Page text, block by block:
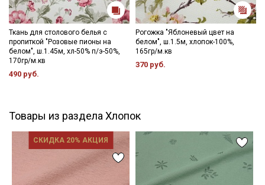
Ткань для столового белья с
пропиткой "Розовые пионы на
белом", ш.1.45м, хл-50% п/э-50%,
170гр/м.кв
490 руб.
Рогожка "Яблоневый цвет на
белом", ш.1.5м, хлопок-100%,
165гр/м.кв
370 руб.
Товары из раздела Хлопок
СКИДКА 20% АКЦИЯ